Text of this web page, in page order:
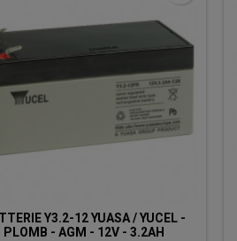
Y3.2-12 YUASA / YUCEL -
PLOMB - AGM - 12V - 3.2AH